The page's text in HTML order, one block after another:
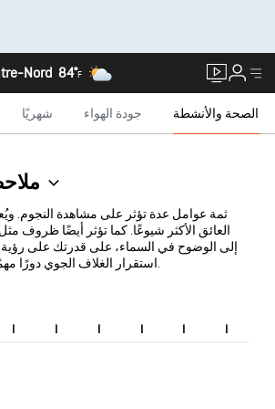
Nord 84°F
شهريًا جودة الهواء الصحة والأنشطة
ثمة عوامل عدة تؤثر على مشاهدة النجوم.
العائق الأكثر شيوعًا. كما تؤثر أيضًا ظروف
إلى الوضوح في السماء، على قدرتك على رؤية
استقرار الغلاف الجوي دورًا مهمًا في مشاهدة النجوم.
ا ا ا ا ا ا